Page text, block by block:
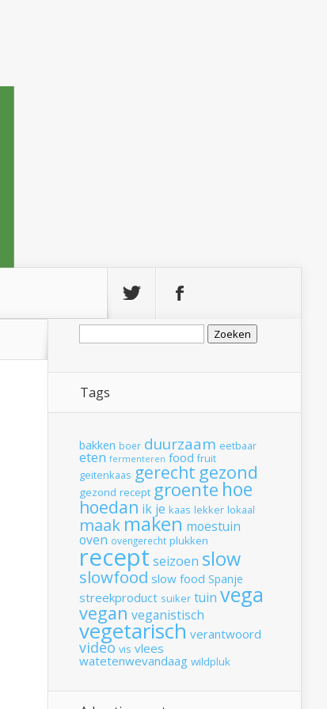
Zoeken
Tags
bakken boer duurzaam eetbaar
eten fermenteren food fruit
geitenkaas gerecht gezond
gezond recept groente hoe
hoedan ik je kaas lekker lokaal
maak maken moestuin
oven ovengerecht plukken
recept seizoen slow
slowfood slow food Spanje
streekproduct suiker tuin vega
vegan veganistisch
vegetarisch verantwoord
video vis vlees
watetenwevandaag wildpluk